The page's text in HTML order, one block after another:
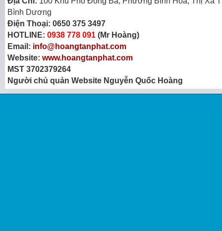
Bình Dương
Điện Thoại: 0650 375 3497
HOTLINE: 0938 778 091 (Mr Hoàng)
Email: info@hoangtanphat.com
Website: www.hoangtanphat.com
MST 3702379264
Người chủ quản Website Nguyễn Quốc Hoàng